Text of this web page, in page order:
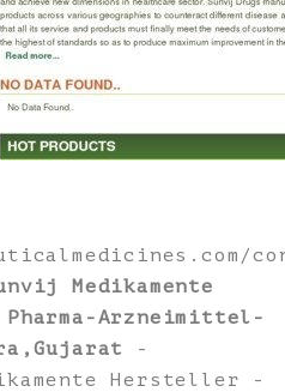
Medikamente
Arzneimittel-
-
Hersteller -